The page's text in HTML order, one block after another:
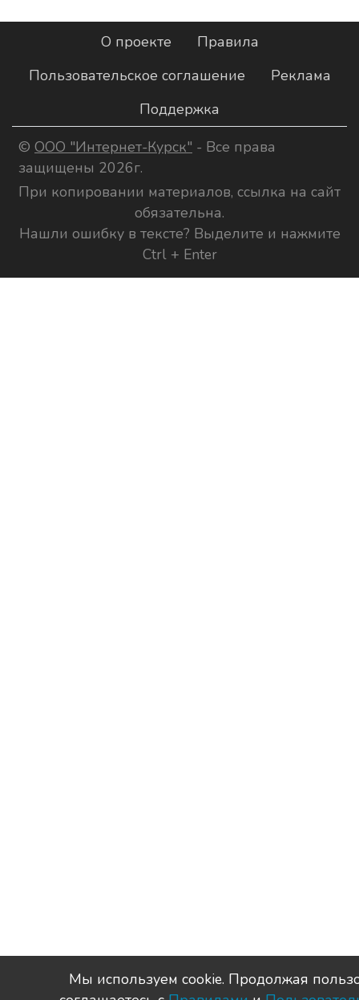
О проекте
Правила
Пользовательское соглашение
Реклама
Поддержка
© ООО "Интернет-Курск" - Все права
защищены 2026г.
При копировании материалов, ссылка на сайт
обязательна.
Нашли ошибку в тексте? Выделите и нажмите
Ctrl + Enter
Мы используем сookie. Продолжая